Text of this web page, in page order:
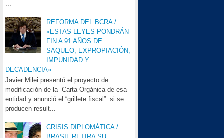
REFORMA DEL BCRA /
«ESTAS LEYES PONDRÁN
FIN A 91 AÑOS DE
SAQUEO, EXPROPIACIÓN,
IMPUNIDAD Y
DECADENCIA»
Javier Milei presentó el proyecto de
modificación de la Carta Orgánica de esa
entidad y anunció el “grillete fiscal” si se
producen result...
CRISIS DIPLOMÁTICA /
BRASIL RETIRA SU